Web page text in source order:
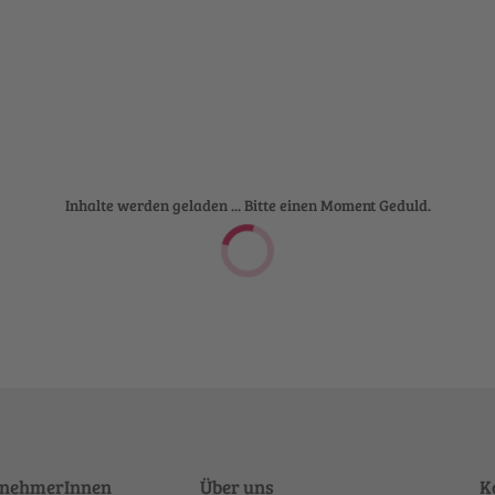
Inhalte werden geladen ... Bitte einen Moment Geduld.
Über uns